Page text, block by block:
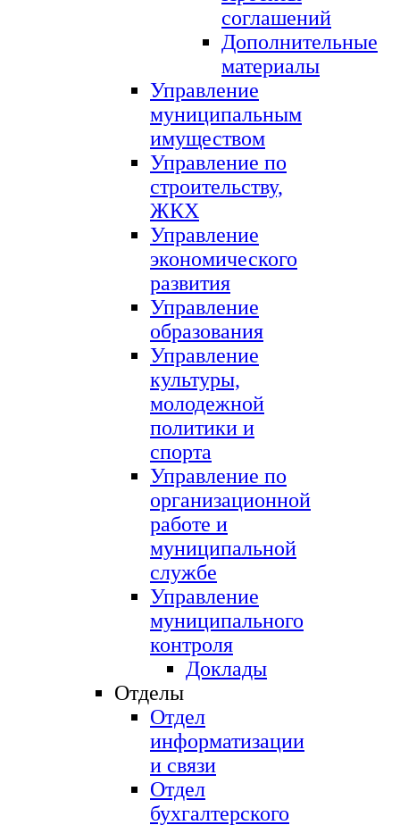
соглашений
Дополнительные
материалы
Управление
муниципальным
имуществом
Управление по
строительству,
ЖКХ
Управление
экономического
развития
Управление
образования
Управление
культуры,
молодежной
политики и
спорта
Управление по
организационной
работе и
муниципальной
службе
Управление
муниципального
контроля
Доклады
Отделы
Отдел
информатизации
и связи
Отдел
бухгалтерского